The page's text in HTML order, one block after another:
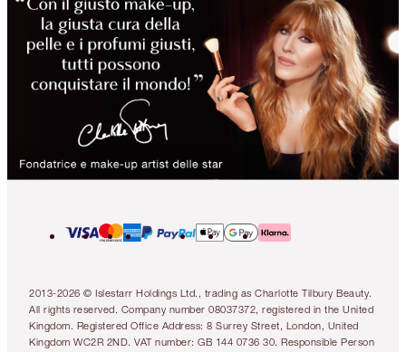
2013-2026 © Islestarr Holdings Ltd., trading as Charlotte Tilbury Beauty.
All rights reserved. Company number 08037372, registered in the United
Kingdom. Registered Office Address: 8 Surrey Street, London, United
Kingdom WC2R 2ND. VAT number: GB 144 0736 30. Responsible Person